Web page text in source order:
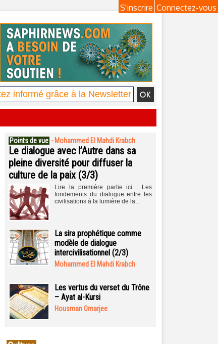
Connectez-vous
S'inscrire
Points de vue - Mohammed El Mahdi Krabch
Le dialogue avec l’Autre dans sa
pleine diversité pour diffuser la
culture de la paix (3/3)
Lire la première partie ici : Les
fondements du dialogue entre les
civilisations à la lumière de la...
La sira prophétique comme
modèle de dialogue
intercivilisationnel (2/3)
Mohammed El Mahdi Krabch
Les vertus du verset du Trône
– Ayat al-Kursi
Housman Omarjee